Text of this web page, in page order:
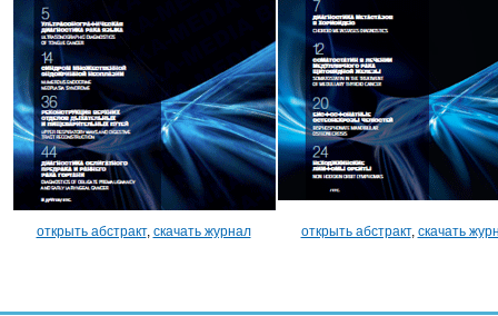
открыть абстракт, скачать журнал открыть абстракт, скачать